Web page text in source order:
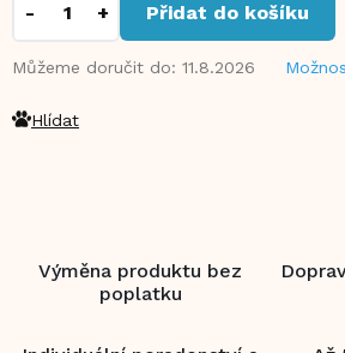
Můžeme doručit do: 11.8.2026
Přidat do košíku
Hlídat
Výměna produktu bez
poplatku